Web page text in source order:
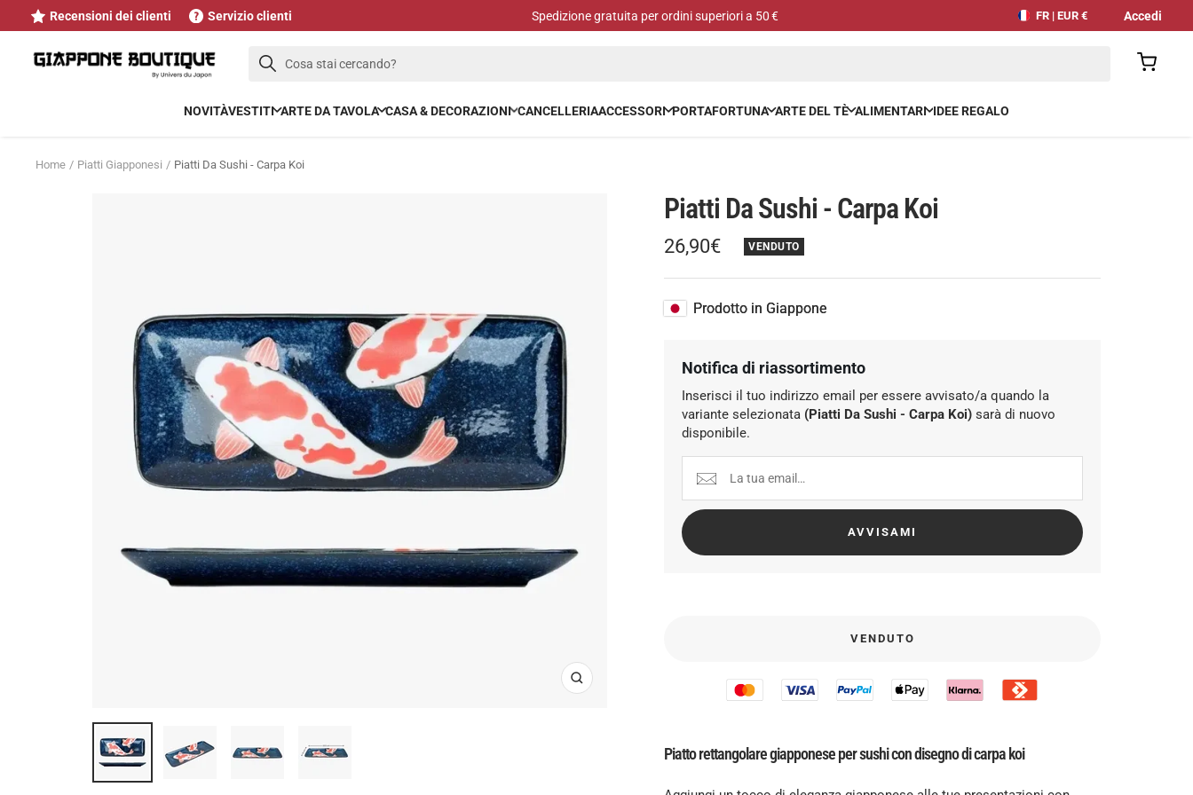
al
contenuto
Spedizione gratuita per ordini superiori a 50 €
Recensioni dei clienti Servizio clienti Accedi
FR | EUR €
Cosa stai cercando?
NOVITÀVESTITI ARTE DA TAVOLA CASA & DECORAZIONI CANCELLERIAACCESSORI PORTAFORTUNA ARTE DEL TÈ ALIMENTARI IDEE REGALO
Home Piatti Giapponesi Piatti Da Sushi - Carpa Koi
Ingrandisci
Piatti Da Sushi - Carpa Koi
Prezzo
di
vendita
26,90€ VENDUTO
Prodotto in Giappone
Notifica di riassortimento
Inserisci il tuo indirizzo email per essere avvisato/a quando la
variante selezionata Piatti Da Sushi - Carpa Koi sarà di nuovo
disponibile.
AVVISAMI
VENDUTO
Piatto rettangolare giapponese per sushi con disegno di carpa koi